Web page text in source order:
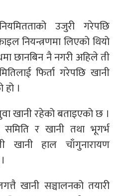
उजुरी गरेपछि
नियन्त्रणमा लिएको थियो
छानबिन नै नगरी अहिले ती
फिर्ता गरेपछि खानी
।
खानी रहेको बताइएको छ ।
र खानी तथा भूगर्भ
खानी हाल चाँगुनारायण
खानी सञ्चालनको तयारी